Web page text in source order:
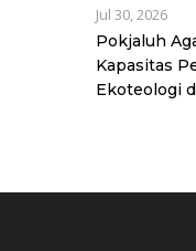
Jul 30, 2026
Pokjaluh
Kapasitas
Ekoteologi